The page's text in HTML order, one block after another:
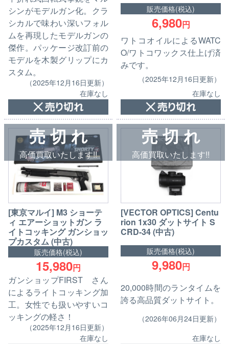
シンがモデルガン化。クラ
シカルで味わい深いフォル
ムを再現したモデルガンの
傑作。パッケージ改訂前の
モデルを木製グリップにカ
スタム。
（2025年12月16日更新）
在庫なし
販売価格(税込)
6,980円
ワトコオイルによるWATC
O/ワトコワックス仕上げ済
みです。
（2025年12月16日更新）
在庫なし
売 切 れ
高価買取いたします!!
[東京マルイ] M3 ショーテ
ィ エアーショットガン ラ
イトコッキング ガンショッ
プカスタム (中古)
販売価格(税込)
15,980円
ガンショップFIRST さん
によるライトコッキング加
工。女性でも扱いやすいコ
ッキングの軽さ！
（2025年12月16日更新）
在庫なし
売 切 れ
高価買取いたします!!
[VECTOR OPTICS] Centu
rion 1x30 ダットサイト S
CRD-34 (中古)
販売価格(税込)
9,980円
20,000時間のランタイムを
誇る高品質ダットサイト。
（2026年06月24日更新）
在庫なし